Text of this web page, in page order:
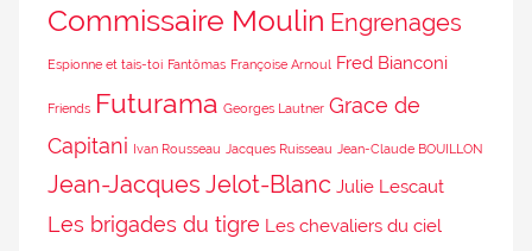
Commissaire Moulin Engrenages
Espionne et tais-toi Fantômas Françoise Arnoul Fred Bianconi
Friends Futurama Georges Lautner Grace de
Capitani Ivan Rousseau Jacques Ruisseau Jean-Claude BOUILLON
Jean-Jacques Jelot-Blanc Julie Lescaut
Les brigades du tigre Les chevaliers du ciel